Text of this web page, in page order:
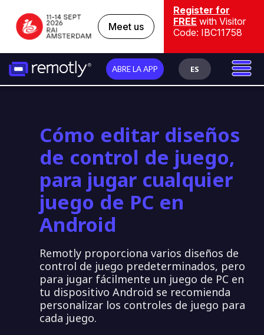
Meet us
Register for
FREE with Visitor
Code: IBC11758
ABRE LA APP ES
Cómo editar diseños
de control de juego,
para jugar cualquier
juego de PC en
Android
Remotly proporciona varios diseños de
control de juego predeterminados, pero
para jugar fácilmente un juego de PC en
tu dispositivo Android se recomienda
personalizar los controles de juego para
cada juego.